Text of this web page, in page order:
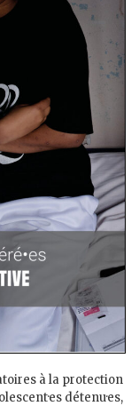
à la protection
détenu·es,